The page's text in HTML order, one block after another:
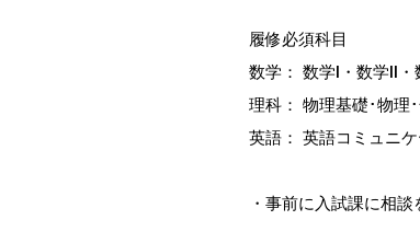
履修必須科目
数学： 数学Ⅰ・数学Ⅱ
理科： 物理基礎･物理
英語： 英語コミュニ
・事前に入試課に相談